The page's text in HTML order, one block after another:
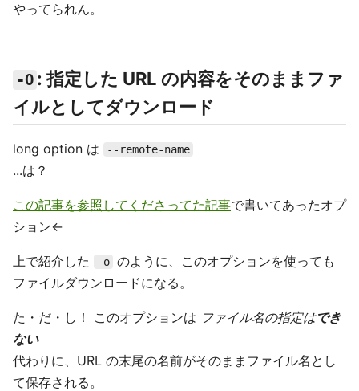
やってられん。
-O : 指定した URL の内容をそのままファ
イルとしてダウンロード
long option は --remote-name
...は？
この記事を参照してくださってた記事で書いてあったオプ
ション←
上で紹介した -o のように、このオプションを使っても
ファイルダウンロードになる。
た・だ・し！ このオプションは ファイル名の指定はでき
ない
代わりに、URL の末尾の名前がそのままファイル名とし
て保存される。